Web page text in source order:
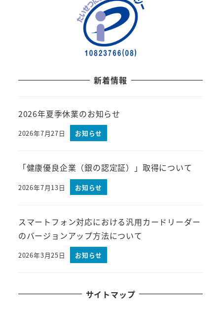
新着情報
2026年夏季休業のお知らせ
2026年7月27日 お知らせ
「健康優良企業（銀の認定証）」取得について
2026年7月13日 お知らせ
スマートフォン対応における汎用カードリーダー
のバージョンアップ方法について
2026年3月25日 お知らせ
サイトマップ